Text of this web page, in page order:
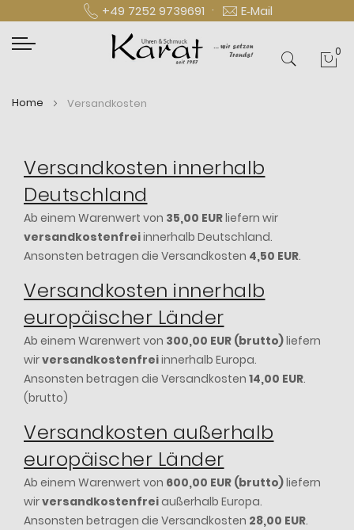
+49 7252 9739691 · E‑Mail
0
Home Versandkosten
Versandkosten innerhalb
Deutschland
Ab einem Warenwert von 35,00 EURliefern wir
versandkostenfreiinnerhalb Deutschland.
Ansonsten betragen die Versandkosten 4,50 EUR.
Versandkosten innerhalb
europäischer Länder
Ab einem Warenwert von 300,00 EUR (brutto)liefern
wirversandkostenfreiinnerhalb Europa.
Ansonsten betragen die Versandkosten 14,00 EUR.
(brutto)
Versandkosten außerhalb
europäischer Länder
Ab einem Warenwert von 600,00 EUR (brutto)liefern
wirversandkostenfreiaußerhalb Europa.
Ansonsten betragen die Versandkosten 28,00 EUR.